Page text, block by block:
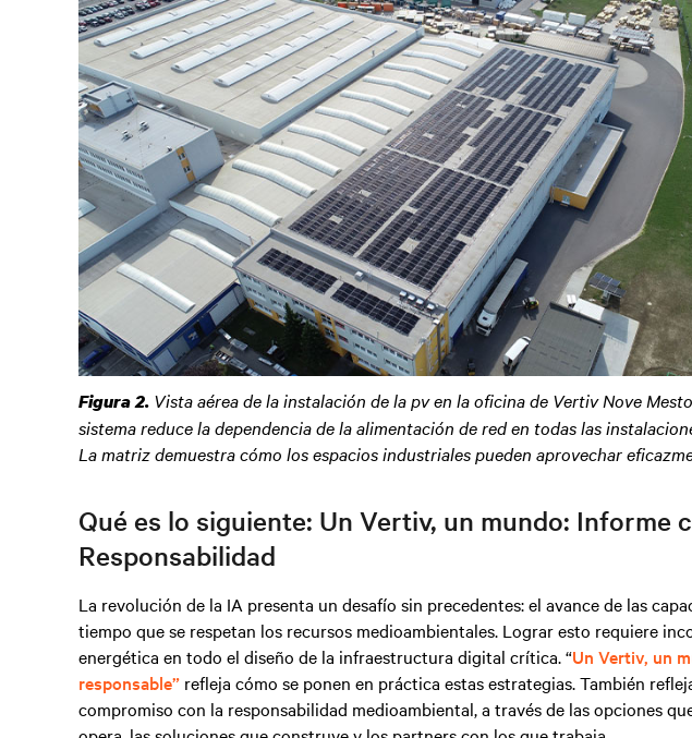
Figura 2. Vista aérea de la instalación de la pv en la oficina de Vertiv Nove
sistema reduce la dependencia de la alimentación de red en todas las
La matriz demuestra cómo los espacios industriales pueden aprovechar
Qué es lo siguiente: Un Vertiv, un mundo: Informe
Responsabilidad
La revolución de la IA presenta un desafío sin precedentes: el avance de las
tiempo que se respetan los recursos medioambientales. Lograr esto requiere
energética en todo el diseño de la infraestructura digital crítica. “Un Vertiv, un
responsable” refleja cómo se ponen en práctica estas estrategias. También
compromiso con la responsabilidad medioambiental, a través de las opciones